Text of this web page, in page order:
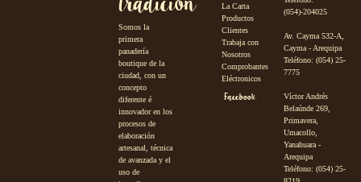
Somos la
primera
panadería
boutique de la
ciudad, con un
concepto
diferente é
innovador en los
procesos de
elaboración
artesanal, técnica
de avanzada y el
uso de
(054)-204025
Av. Cayma 532-A,
Cayma - Arequipa
Teléfono: (054) 25-
7775
Víctor Andrés
Belaúnde 269,
Primavera,
Umacollo,
Yanahuara -
Arequipa
Teléfono: (054) 25-
La Carta
Productos
Clientes
Trabaja con
Nosotros
Comprobantes
Eléctronicos
Facebook